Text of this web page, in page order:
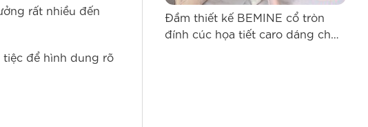
rất nhiều đến
tiệc để hình dung rõ
Đầm thiết kế BEMINE cổ tròn
đính cúc họa tiết caro dáng chữ